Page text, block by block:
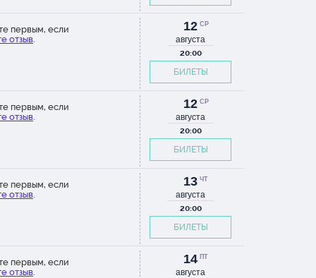
даже животное, скорее он
Трудно поверить, что
персонаж способен
первым, если
отзыв.
12 СР
августа
20:00
БИЛЕТЫ
первым, если
отзыв.
12 СР
августа
20:00
БИЛЕТЫ
первым, если
отзыв.
13 ЧТ
августа
20:00
БИЛЕТЫ
первым, если
отзыв.
14 ПТ
августа